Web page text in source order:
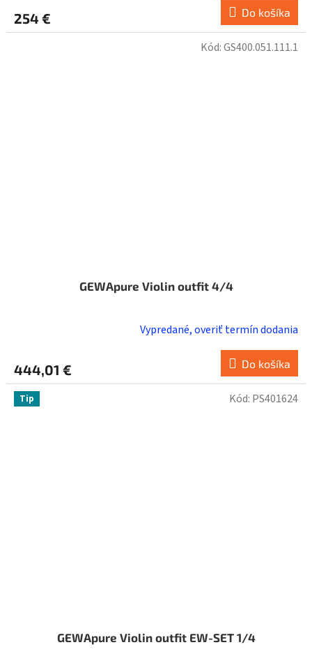
254 € Do košíka
GEWApure Violin outfit 4/4
Vypredané, overiť termín dodania
444,01 € Do košíka
Kód:GS400.051.111.1
Tip
GEWApure Violin outfit EW-SET 1/4
Kód: PS401624